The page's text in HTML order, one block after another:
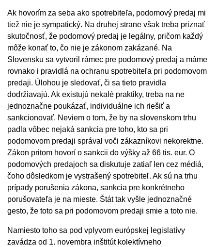
Ak hovorím za seba ako spotrebiteľa, podomový predaj mi
tiež nie je sympatický. Na druhej strane však treba priznať
skutočnosť, že podomový predaj je legálny, pričom každý
môže konať to, čo nie je zákonom zakázané. Na
Slovensku sa vytvoril rámec pre podomový predaj a máme
rovnako i pravidlá na ochranu spotrebiteľa pri podomovom
predaji. Úlohou je sledovať, či sa tieto pravidla
dodržiavajú. Ak existujú nekalé praktiky, treba na ne
jednoznačne poukázať, individuálne ich riešiť a
sankcionovať. Neviem o tom, že by na slovenskom trhu
padla vôbec nejaká sankcia pre toho, kto sa pri
podomovom predaji správal voči zákazníkovi nekorektne.
Zákon pritom hovorí o sankcii do výšky až 66 tis. eur. O
podomových predajoch sa diskutuje zatiaľ len cez médiá,
čoho dôsledkom je vystrašený spotrebiteľ. Ak sú na trhu
prípady porušenia zákona, sankcia pre konkrétneho
porušovateľa je na mieste. Štát tak vyšle jednoznačné
gesto, že toto sa pri podomovom predaji smie a toto nie.
Namiesto toho sa pod vplyvom európskej legislatívy
zavádza od 1. novembra inštitút kolektívneho